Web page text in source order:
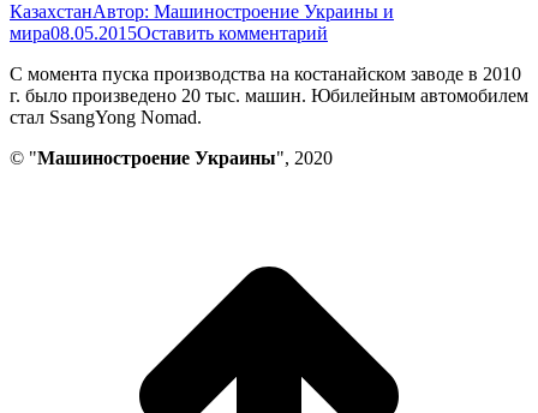
КазахстанАвтор: Машиностроение Украины и
мира08.05.2015Оставить комментарий
С момента пуска производства на костанайском заводе в 2010
г. было произведено 20 тыс. машин. Юбилейным автомобилем
стал SsangYong Nomad.
© "Машиностроение Украины", 2020